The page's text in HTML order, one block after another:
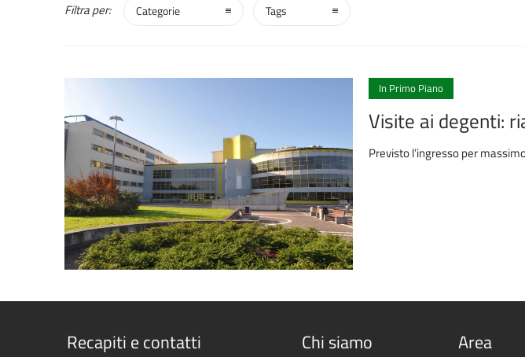
Filtra per: Categorie Tags
In Primo Piano
Visite ai degenti:
Previsto l’ingresso per
Recapiti e contatti Chi siamo
Area